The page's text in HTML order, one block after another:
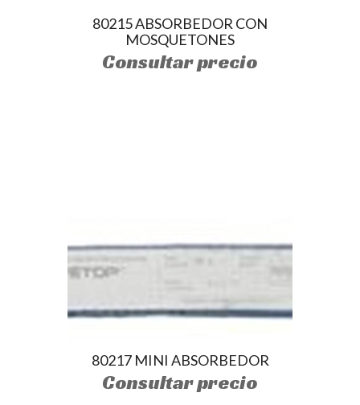
80215 ABSORBEDOR CON
MOSQUETONES
Consultar precio
80217 MINI ABSORBEDOR
Consultar precio